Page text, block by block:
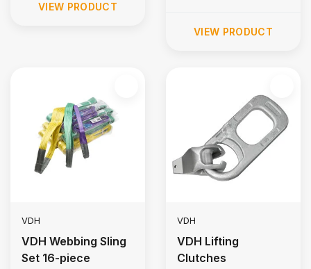
VIEW PRODUCT
VIEW PRODUCT
VDH
VDH Webbing Sling
Set 16-piece
VDH
VDH Lifting
Clutches